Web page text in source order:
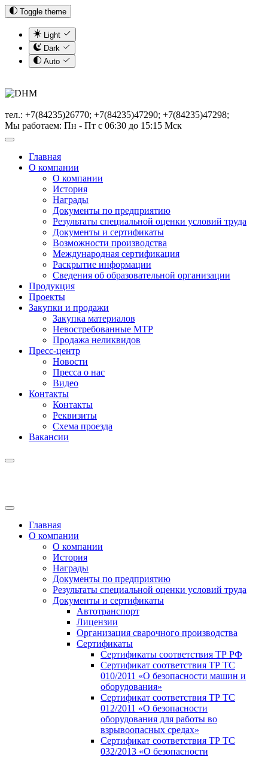
Toggle theme
Light
Dark
Auto
тел.: +7(84235)26770; +7(84235)47290; +7(84235)47298;
Мы работаем: Пн - Пт с 06:30 до 15:15 Мск
Главная
О компании
О компании
История
Награды
Документы по предприятию
Результаты специальной оценки условий труда
Документы и сертификаты
Возможности производства
Международная сертификация
Раскрытие информации
Сведения об образовательной организации
Продукция
Проекты
Закупки и продажи
Закупка материалов
Невостребованные МТР
Продажа неликвидов
Пресс-центр
Новости
Пресса о нас
Видео
Контакты
Контакты
Реквизиты
Схема проезда
Вакансии
Главная
О компании
О компании
История
Награды
Документы по предприятию
Результаты специальной оценки условий труда
Документы и сертификаты
Автотранспорт
Лицензии
Организация сварочного производства
Cертификаты
Сертификаты соответствия ТР РФ
Сертификат соответствия ТР ТС
010/2011 «О безопасности машин и
оборудования»
Сертификат соответствия ТР ТС
012/2011 «О безопасности
оборудования для работы во
взрывоопасных средах»
Сертификат соответствия ТР ТС
032/2013 «О безопасности